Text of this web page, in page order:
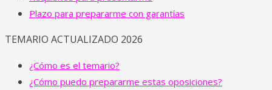
Plazo para prepararme con garantías
TEMARIO ACTUALIZADO 2026
¿Cómo es el temario?
¿Cómo puedo prepararme estas oposiciones?